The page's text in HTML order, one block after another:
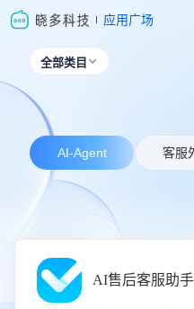
应用广场
全部类目 
AI-Agent 客服
AI售后客服助手